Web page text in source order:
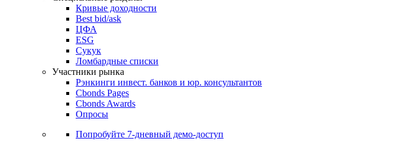
Кривые доходности
Best bid/ask
ЦФА
ESG
Сукук
Ломбардные списки
Участники рынка
Рэнкинги инвест. банков и юр. консультантов
Cbonds Pages
Cbonds Awards
Опросы
Попробуйте 7-дневный демо-доступ